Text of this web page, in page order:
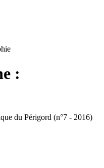
:
du Périgord (n°7 - 2016)